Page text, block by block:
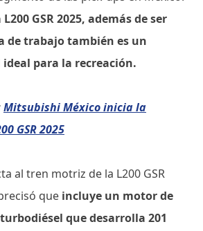
L200 GSR 2025, además de ser
de trabajo también es un
para la recreación.
Mitsubishi México inicia la
GSR 2025
al tren motriz de la L200 GSR
que incluye un motor de
que desarrolla 201